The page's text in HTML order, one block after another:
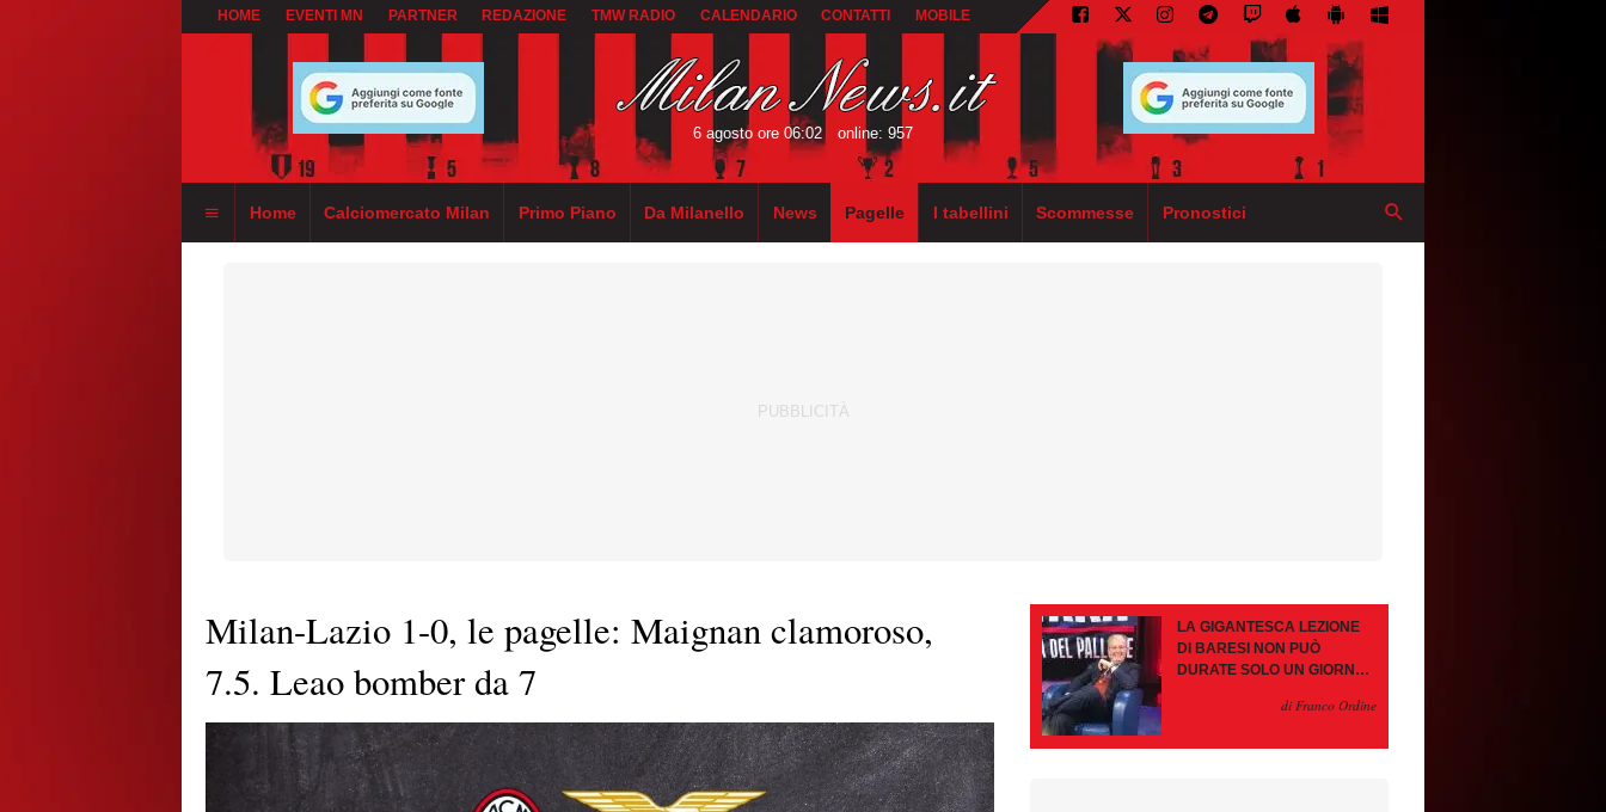
HOME EVENTI MN PARTNER REDAZIONE TMW RADIO CALENDARIO CONTATTI MOBILE
6 agosto ore 06:02 online: 957
Home Calciomercato Milan Primo Piano Da Milanello News Pagelle I tabellini Scommesse Pronostici
Milan-Lazio 1-0, le pagelle: Maignan clamoroso,
7.5. Leao bomber da 7
LA GIGANTESCA LEZIONE
DI BARESI NON PUÒ
DURATE SOLO UN GIORNO.
CONTROMOSSEdi Franco Ordine